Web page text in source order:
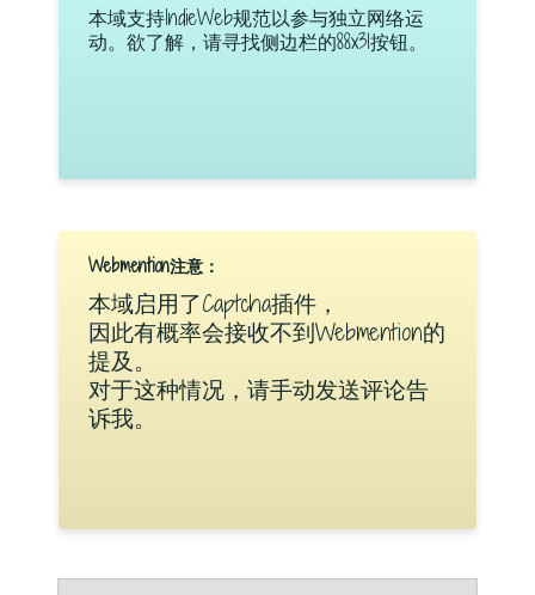
本域支持IndieWeb规范以参与独立网络运
动。欲了解，请寻找侧边栏的88x31按钮。
Webmention注意：
本域启用了Captcha插件，
因此有概率会接收不到Webmention的
提及。
对于这种情况，请手动发送评论告
诉我。